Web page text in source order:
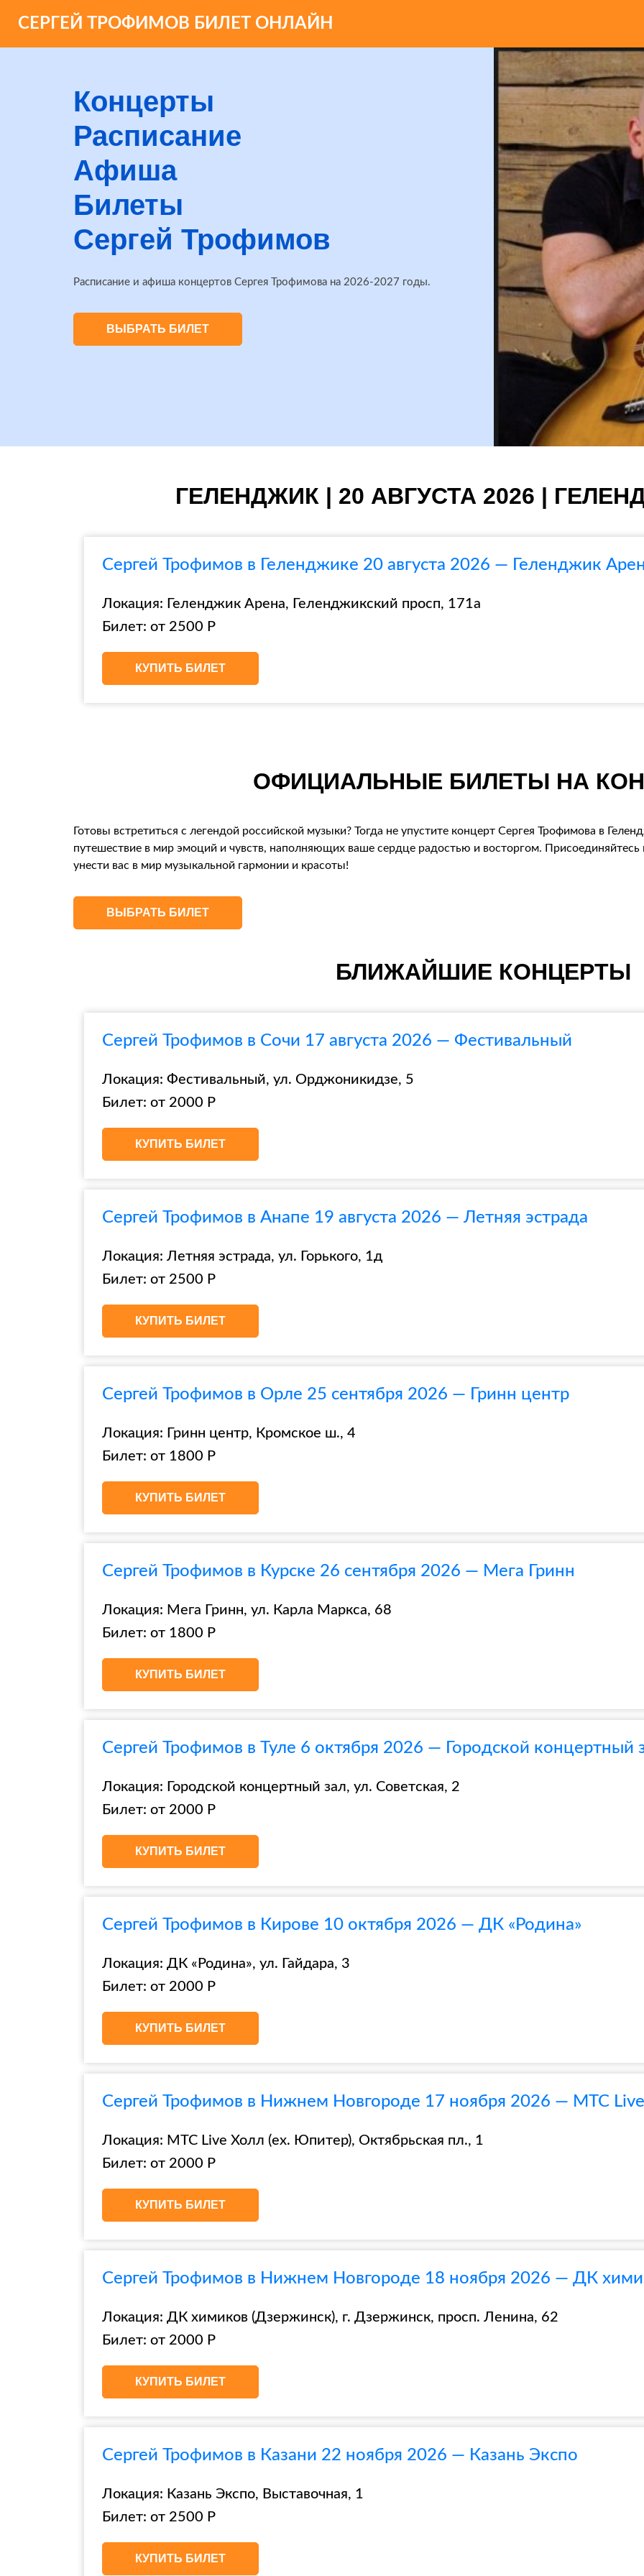
СЕРГЕЙ ТРОФИМОВ БИЛЕТ ОНЛАЙН
Концерты
Расписание
Афиша
Билеты
Сергей Трофимов
Расписание и афиша концертов Сергея Трофимова на 2026-2027 годы.
ВЫБРАТЬ БИЛЕТ
ГЕЛЕНДЖИК | 20 АВГУСТА 2026 |
Сергей Трофимов в Геленджике 20 августа 2026 — Геленджик
Локация: Геленджик Арена, Геленджикский просп, 171а
Билет: от 2500 Р
КУПИТЬ БИЛЕТ
ОФИЦИАЛЬНЫЕ БИЛЕТЫ НА
Готовы встретиться с легендой российской музыки? Тогда не упустите концерт Сергея Трофимова в
путешествие в мир эмоций и чувств, наполняющих ваше сердце радостью и восторгом. Присоединяйтесь
унести вас в мир музыкальной гармонии и красоты!
ВЫБРАТЬ БИЛЕТ
БЛИЖАЙШИЕ КОНЦЕРТЫ
Сергей Трофимов в Сочи 17 августа 2026 — Фестивальный
Локация: Фестивальный, ул. Орджоникидзе, 5
Билет: от 2000 Р
КУПИТЬ БИЛЕТ
Сергей Трофимов в Анапе 19 августа 2026 — Летняя эстрада
Локация: Летняя эстрада, ул. Горького, 1д
Билет: от 2500 Р
КУПИТЬ БИЛЕТ
Сергей Трофимов в Орле 25 сентября 2026 — Гринн центр
Локация: Гринн центр, Кромское ш., 4
Билет: от 1800 Р
КУПИТЬ БИЛЕТ
Сергей Трофимов в Курске 26 сентября 2026 — Мега Гринн
Локация: Мега Гринн, ул. Карла Маркса, 68
Билет: от 1800 Р
КУПИТЬ БИЛЕТ
Сергей Трофимов в Туле 6 октября 2026 — Городской концертный
Локация: Городской концертный зал, ул. Советская, 2
Билет: от 2000 Р
КУПИТЬ БИЛЕТ
Сергей Трофимов в Кирове 10 октября 2026 — ДК «Родина»
Локация: ДК «Родина», ул. Гайдара, 3
Билет: от 2000 Р
КУПИТЬ БИЛЕТ
Сергей Трофимов в Нижнем Новгороде 17 ноября 2026 — МТС
Локация: МТС Live Холл (ex. Юпитер), Октябрьская пл., 1
Билет: от 2000 Р
КУПИТЬ БИЛЕТ
Сергей Трофимов в Нижнем Новгороде 18 ноября 2026 — ДК
Локация: ДК химиков (Дзержинск), г. Дзержинск, просп. Ленина, 62
Билет: от 2000 Р
КУПИТЬ БИЛЕТ
Сергей Трофимов в Казани 22 ноября 2026 — Казань Экспо
Локация: Казань Экспо, Выставочная, 1
Билет: от 2500 Р
КУПИТЬ БИЛЕТ